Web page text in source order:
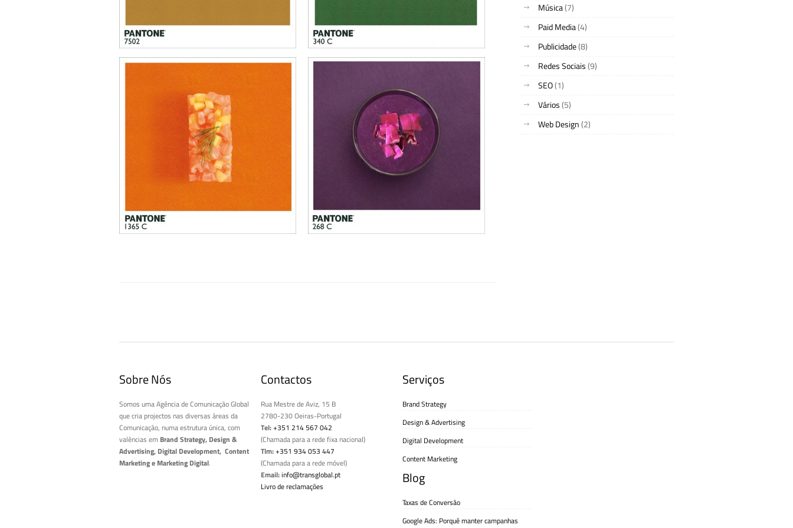
Música(7)
Paid Media(4)
Publicidade(8)
Redes Sociais(9)
SEO(1)
Vários(5)
Web Design(2)
Sobre Nós
Somos uma Agência de Comunicação Global
que cria projectos nas diversas áreas da
Comunicação, numa estrutura única, com
valências em Brand Strategy, Design &
Advertising, Digital Development, Content
Marketing e Marketing Digital.
Contactos
Rua Mestre de Aviz, 15 B
2780-230 Oeiras-Portugal
Tel:+351 214 567 042
(Chamada para a rede fixa nacional)
Tlm:+351 934 053 447
(Chamada para a rede móvel)
Email:info@transglobal.pt
Livro de reclamações
Serviços
Brand Strategy
Design & Advertising
Digital Development
Content Marketing
Blog
Taxas de Conversão
Google Ads: Porquê manter campanhas